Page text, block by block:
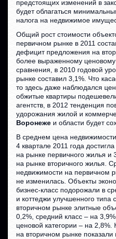
предстоящих изменений в
будет облагаться
налога на недвижимое
Общий рост стоимости
первичном рынке в 2011
дефицит предложения на
более выраженному
сравнения, в 2010 годовой
рынке составил 3,1%. Что
то здесь даже наблюдался
обжитые квартиры
агентств, в 2012 тенденция
удорожания жилой и
Воронеже и области будет
В среднем цена
4 квартале 2011 года
на рынке первичного жилья и
на рынке вторичного жилья.
недвижимости на первичном
не изменилась. Объекты
бизнес-класс подорожали в
и коттеджи улучшенного
вторичном рынке элитные
0,2%, средний класс – на
ценовой категории – на 2,8%.
на вторичном рынке